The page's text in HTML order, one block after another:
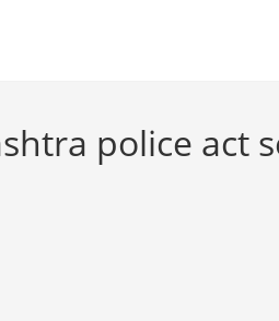
police act